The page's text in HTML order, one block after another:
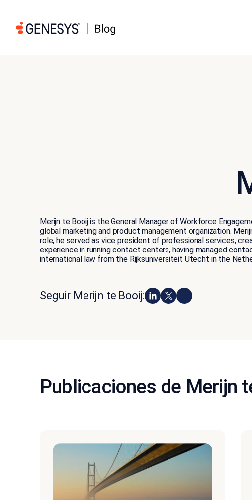
Merijn te Booij is the General Manager of Workforce
global marketing and product management organization.
role, he served as vice president of professional services,
experience in running contact centers, having managed
international law from the Rijksuniversiteit Utecht in the
Seguir Merijn te Booij:
Publicaciones de Merijn